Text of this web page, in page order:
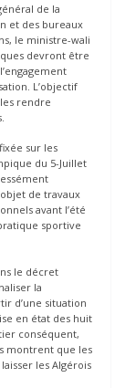
de la
et des bureaux
le ministre-wali
devront être
L’objectif
rendre
sur les
du 5-Juillet
de travaux
avant l’été
sportive
le décret
la
d’une situation
en état des huit
conséquent,
montrent que les
les Algérois